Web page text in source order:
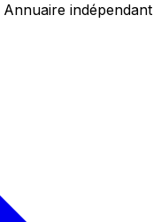
Annuaire indépendant